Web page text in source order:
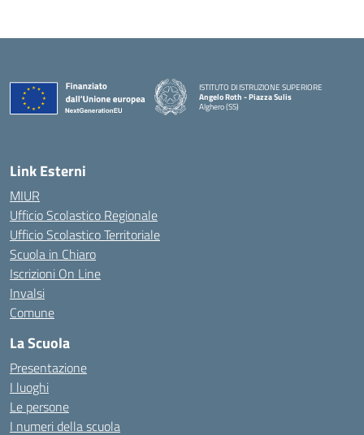
ISTITUTO DI ISTRUZIONE SUPERIORE
Angelo Roth - Piazza Sulis
Alghero (SS)
— Visita la pagina iniziale della scuola
Link Esterni
MIUR
Ufficio Scolastico Regionale
Ufficio Scolastico Territoriale
Scuola in Chiaro
Iscrizioni On Line
Invalsi
Comune
La Scuola
Presentazione
I luoghi
Le persone
I numeri della scuola